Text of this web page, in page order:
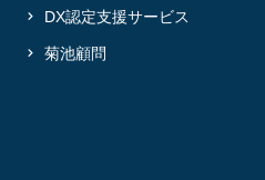
DX認定支援サービス
菊池顧問